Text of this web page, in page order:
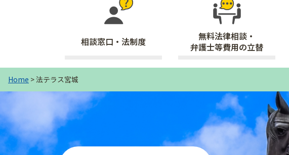
相談窓口・法制度
無料法律相談・
弁護士等費用の立替
Home > 法テラス宮城